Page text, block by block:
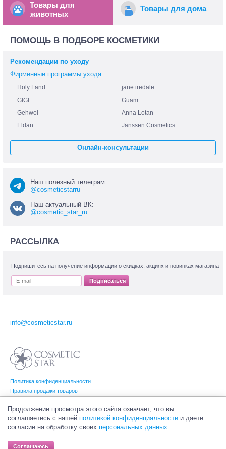
Товары для
животных
Товары для дома
ПОМОЩЬ В ПОДБОРЕ КОСМЕТИКИ
Рекомендации по уходу
Фирменные программы ухода
Holy Land
jane iredale
GIGI
Guam
Gehwol
Anna Lotan
Eldan
Janssen Cosmetics
Онлайн-консультации
Наш полезный телеграм:
@cosmeticstarru
Наш актуальный ВК:
@cosmetic_star_ru
РАССЫЛКА
Подпишитесь на получение информации о скидках, акциях и новинках магазина
Подписаться
Политика конфиденциальности
Правила продажи товаров
info@cosmeticstar.ru
(Косметик Стар). Все права на товарные знаки принадлежат их законным
Продолжение просмотра этого сайта означает, что вы
соглашаетесь с нашей политикой конфиденциальности и даете
согласие на обработку своих персональных данных.
Соглашаюсь